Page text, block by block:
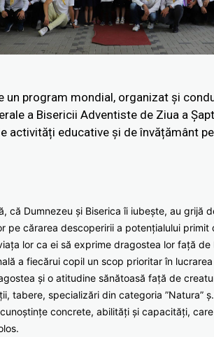
un program mondial, organizat și
a Bisericii Adventiste de Ziua a
activități educative și de învățământ
că Dumnezeu și Biserica îi iubește, au grijă
pe cărarea descoperirii a potențialului primit
lor ca ei să exprime dragostea lor față de
a fiecărui copil un scop prioritar în
și o atitudine sănătoasă față de
tabere, specializări din categoria ”Natura”
concrete, abilități și capacități,